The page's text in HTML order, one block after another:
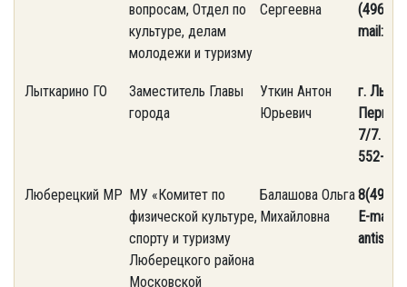
вопросам, Отдел по
культуре, делам
молодежи и туризму
Сергеевна
(496)
mail:
Лыткарино ГО
Заместитель Главы
города
Уткин Антон
Юрьевич
г.
7/7.
552-16-
Люберецкий МР МУ «Комитет по
физической культуре,
спорту и туризму
Люберецкого района
Московской
Балашова Ольга
Михайловна
8(495)
E-mail: